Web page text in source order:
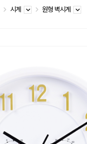
시계 원형 벽시계